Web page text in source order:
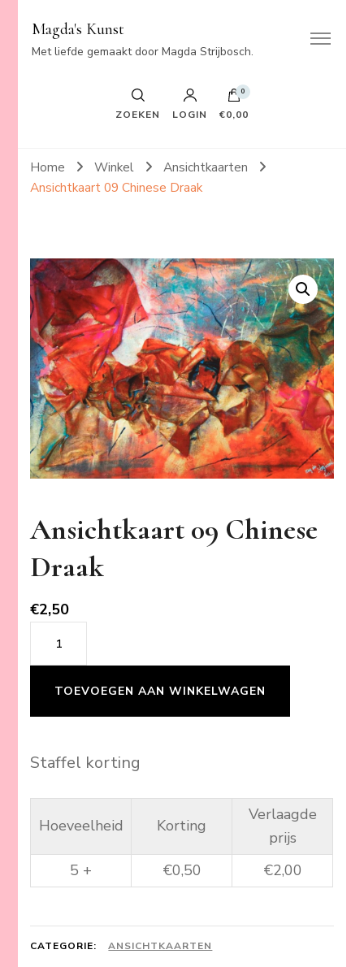
Magda's Kunst
Met liefde gemaakt door Magda Strijbosch.
ZOEKEN LOGIN
0
€0,00
Home Winkel
Ansichtkaarten
Ansichtkaart 09 Chinese Draak
Ansichtkaart 09 Chinese
Draak
€2,50
Ansichtkaart
09
Chinese
Draak
TOEVOEGEN AAN WINKELWAGEN
Staffel korting
Hoeveelheid Korting
Verlaagde
prijs
5 +
€0,50 €2,00
CATEGORIE: ANSICHTKAARTEN